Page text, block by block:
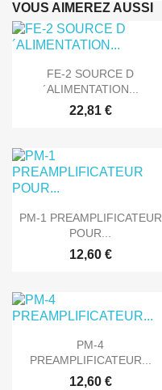
VOUS AIMEREZ AUSSI
 Aperçu rapide
FE-2 SOURCE D
´ALIMENTATION...
22,81 €
 Aperçu rapide
PM-1 PREAMPLIFICATEUR
POUR...
12,60 €
Aperçu rapide
PM-4
PREAMPLIFICATEUR...
12,60 €